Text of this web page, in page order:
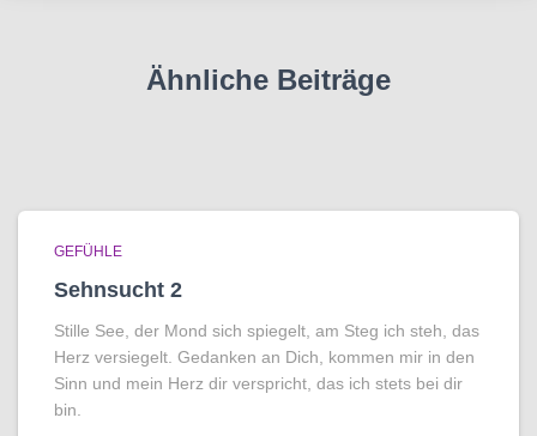
Ähnliche Beiträge
GEFÜHLE
Sehnsucht 2
Stille See, der Mond sich spiegelt, am Steg ich steh, das
Herz versiegelt. Gedanken an Dich, kommen mir in den
Sinn und mein Herz dir verspricht, das ich stets bei dir
bin.